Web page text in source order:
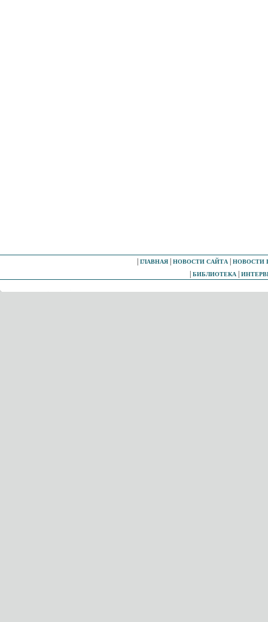
ГЛАВНАЯ| НОВОСТИ САЙТА| НОВОСТИ
БИБЛИОТЕКА|